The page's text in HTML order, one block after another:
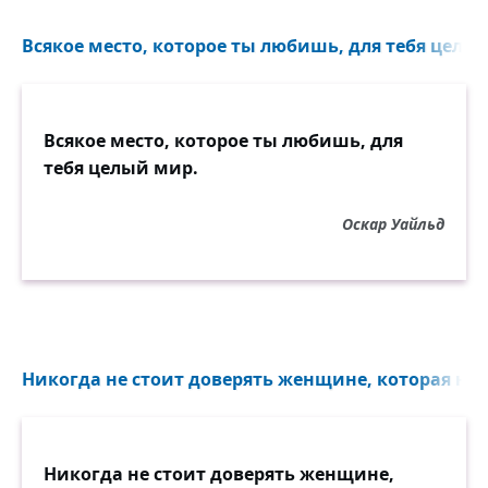
Всякое место, которое ты любишь, для тебя
Всякое место, которое ты любишь, для
тебя целый мир.
Оскар Уайльд
Никогда не стоит доверять женщине, которая
Никогда не стоит доверять женщине,